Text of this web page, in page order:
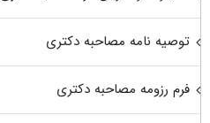
توصیه نامه مصاحبه دکتری
فرم رزومه مصاحبه دکتری